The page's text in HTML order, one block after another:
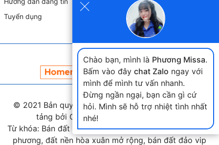
Chào bạn, mình là Phương Missa.
Bấm vào đây chat Zalo ngay với
mình để mình tư vấn nhanh.
Đừng ngần ngại, bạn cần gì cứ
hỏi. Mình sẽ hỗ trợ nhiệt tình nhất
nhé!
Tuyển dụng
© 2021 Bản quyền thuộclandmap.vn. Phát triển nền
tảng bởi Công ty Home Land Việt Nam.
Từ khóa: Bán đất hòa xuân, bán đất nam cầu nguyễn tri
phương, đất nền hòa xuân mở rộng, bán đất đảo vip